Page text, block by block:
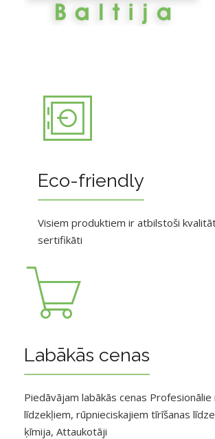
Eco-friendly
Visiem produktiem ir atbilstoši
sertifikāti
Labākās cenas
Piedāvājam labākās cenas Profesionālie
līdzekļiem, rūpnieciskajiem tīrīšanas
ķīmija, Attaukotāji